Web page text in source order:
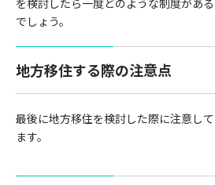
でしょう。
地方移住する際の注意点
最後に地方移住を検討した際に注意し
ます。